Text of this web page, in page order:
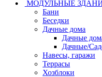
МОДУЛЬНЫЕ
Бани
Беседки
Дачные дома
Дачные
Дачные/
Навесы, гаражи
Террасы
Хозблоки